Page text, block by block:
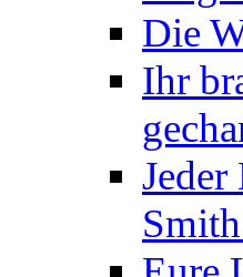
Die
Ihr